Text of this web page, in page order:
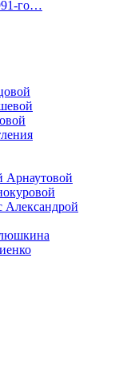
го…
Арнаутовой
Александрой